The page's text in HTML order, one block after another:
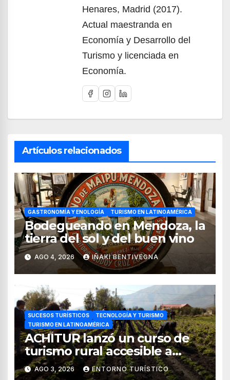
Henares, Madrid (2017).
Actual maestranda en
Economía y Desarrollo del
Turismo y licenciada en
Economía.
Artículos relacionados
GASTRONOMÍA Y ENOLOGÍA TURISMO EN LATINOAMÉRICA
Bodegueando en Mendoza, la
tierra del sol y del buen vino
AGO 4, 2026 IÑAKI BENTIVEGNA
SUCESOS TURÍSTICOS
TECNOLOGÍA Y TURISMO
TURISMO EN LATINOAMÉRICA
ACHITUR lanzó un curso de
turismo rural accesible a
través de WhatsApp
AGO 3, 2026 ENTORNO TURÍSTICO